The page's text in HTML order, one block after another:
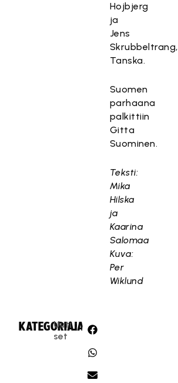
Hojbjerg
ja
Jens
Skrubbeltrang,
Tanska.
Suomen
parhaana
palkittiin
Gitta
Suominen.
Teksti:
Mika
Hilska
ja
Kaarina
Salomaa
Kuva:
Per
Wiklund
KATEGORIA:
Uuti
set
JAA: